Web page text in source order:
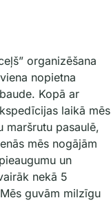
organizēšana
nopietna
Kopā ar
laikā mēs
maršrutu pasaulē,
mēs nogājām
un
nekā 5
guvām milzīgu